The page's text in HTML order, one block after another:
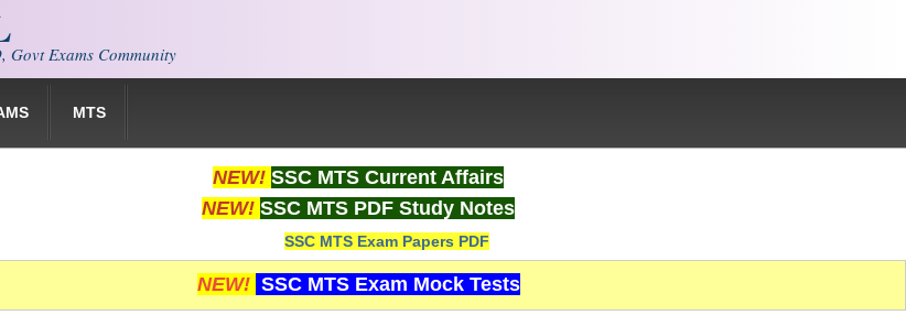
Govt Exams Community
MTS
NEW! SSC MTS Current Affairs
NEW! SSC MTS PDF Study Notes
SSC MTS Exam Papers PDF
NEW! SSC MTS Exam Mock Tests